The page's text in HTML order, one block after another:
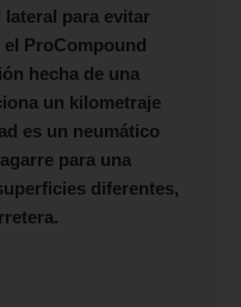
para evitar
ProCompound
hecha de una
un kilometraje
es un neumático
para una
diferentes,